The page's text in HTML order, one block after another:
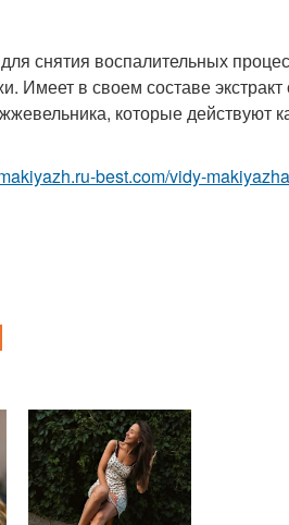
снятия воспалительных
Имеет в своем составе экстракт
которые действуют
best.com/vidy-